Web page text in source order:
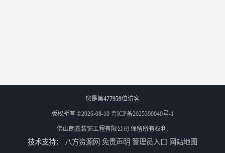
您是第477959位访客
版权所有 ©2026-08-10 粤ICP备2025390040号-1
佛山朗鑫装饰工程有限公司 保留所有权利.
技术支持： 八方资源网 免责声明 管理员入口 网站地图